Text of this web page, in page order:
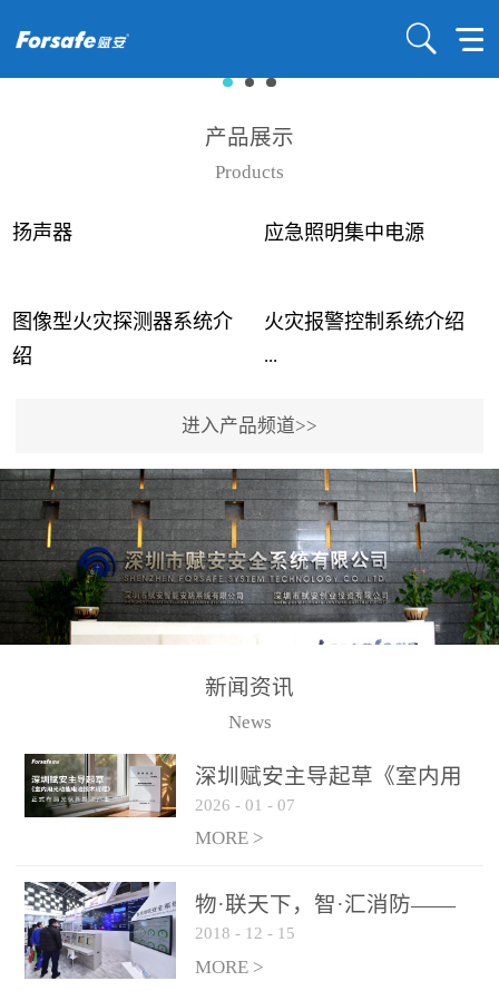
产品展示
Products
扬声器 应急照明集中电源
图像型火灾探测器系统介
绍
...
事故频发，传统的火灾探
测方法已无法满足要求。
尤其是目前众多的大型影
剧院、会议展览中心、体
育馆、大型仓库和隧道空
间等，其建筑结构特殊、
火灾隐患多。一旦发生火
传统的火灾关测器无法被
及时缺发，不能及早发现
和有效扑救火火，这不仅
力和闲难，同时也将造成
巨大的经济损失和社会影
响，基至还会造成人员伤
亡。图像型火灾探测器正
火灾报警控制系统介绍
...
用了具有仲裁机制和冗余
校验的总线传输技术、线
路状态检测与保护技术、
后向光电感烟探测技术、
高可靠的系统抗干扰技术
等多项专利技术和专有技
警领域三十多年技术积累
和工程实践的结晶。
进入产品频道>>
新闻资讯
News
深圳赋安主导起草《室内用
光动能电池技术规程》 正式
布局光伏新能源产业
2026 - 01 - 07
MORE >
物·联天下，智·汇消防——
赋安F&S 2018上海消防展圆
满落幕
2018 - 12 - 15
MORE >